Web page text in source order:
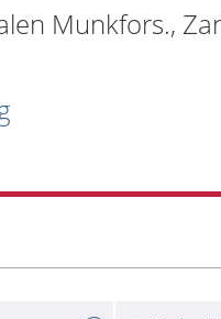
Munkfors.,